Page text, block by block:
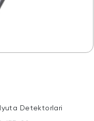
Detektorlari